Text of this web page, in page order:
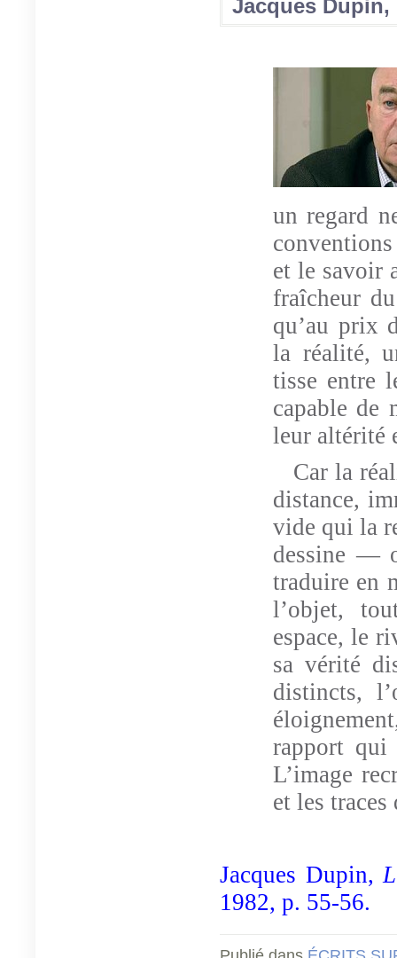
Jacques
un regard
et le savoir
fraîcheur
qu’au prix
la réalité,
tisse entre
capable de
leur altérité
Car la
distance,
vide qui la
dessine —
traduire en
l’objet,
espace, le
sa vérité
distincts,
rapport
L’image
et les traces
Jacques Dupin,
1982, p. 55-56.